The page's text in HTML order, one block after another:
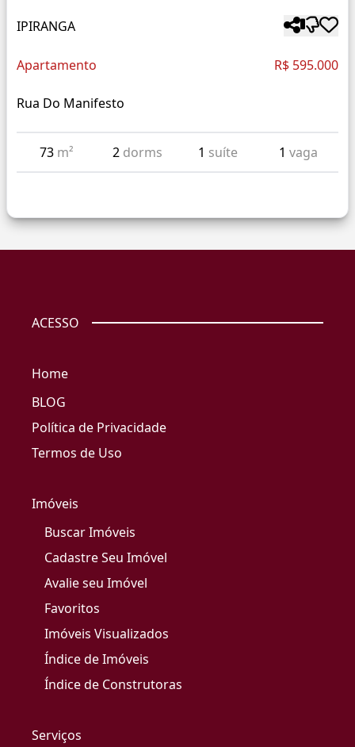
IPIRANGA
Apartamento R$ 595.000
Rua Do Manifesto
73 m² 2 dorms 1 suíte 1 vaga
ACESSO
Home
BLOG
Política de Privacidade
Termos de Uso
Imóveis
Buscar Imóveis
Cadastre Seu Imóvel
Avalie seu Imóvel
Favoritos
Imóveis Visualizados
Índice de Imóveis
Índice de Construtoras
Serviços